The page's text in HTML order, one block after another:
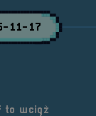
11-17
to wciąż